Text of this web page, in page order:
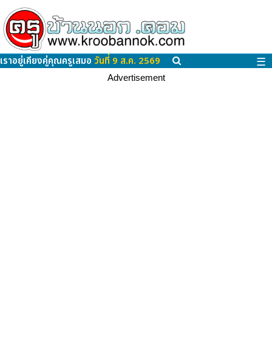
เราอยู่เคียงคู่คุณครูเสมอ วันที่ 9 ส.ค. 2569 ☰
Advertisement